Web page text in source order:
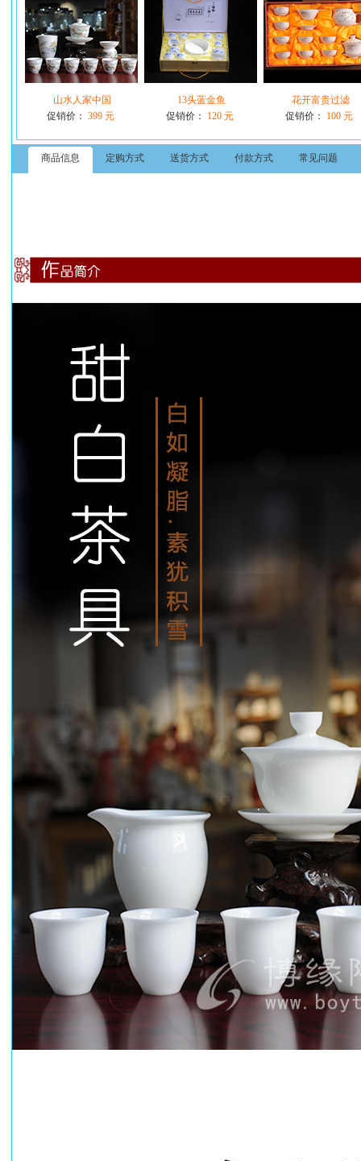
山水人家中国
促销价： 399 元
13头蓝金鱼
促销价：
120 元
花开富贵过滤
促销价：
100 元
商品信息 定购方式 送货方式 付款方式 常见问题